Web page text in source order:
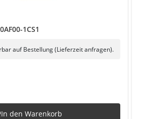
1CS1
auf Bestellung (Lieferzeit anfragen).
In den Warenkorb